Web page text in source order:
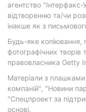
агентство
відтворенню та/чи
інакше як з
Будь-яке копіювання,
фотографічних творів
правовласника Getty
Матеріали з
компаній", "Новини
"Спецпроект за
основі.